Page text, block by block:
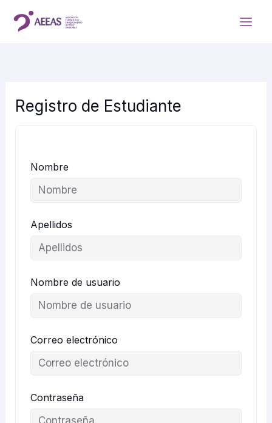
contenido
Registro de Estudiante
Nombre
Apellidos
Nombre de usuario
Correo electrónico
Contraseña